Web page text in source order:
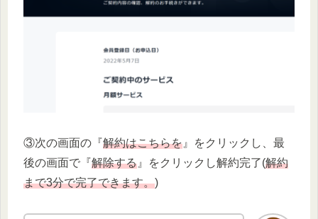
③次の画面の『解約はこちらを 』をクリックし、最
後の画面で『解除する 』をクリックし解約完了(解約
まで3分で完了できます。)